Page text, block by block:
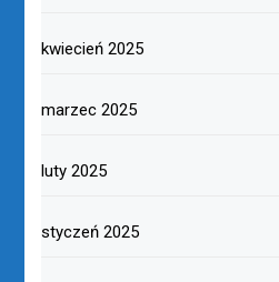
kwiecień 2025
marzec 2025
luty 2025
styczeń 2025